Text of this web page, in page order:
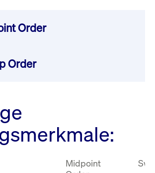
Order
nur für das „dark“ Orderbuch
Mindestmenge
an den Echtzeit-Midpoint-
– Wird direkt vom besten
Briefkurs im Xetra CLOB
Order
Orderbuch
– Während Ihre
Order in Xetra Midpoint
Order ins CLOBMidpoint